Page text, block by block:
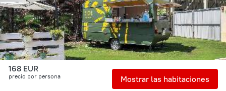
168 EUR
precio por persona Mostrar las habitaciones